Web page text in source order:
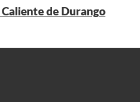
de Durango